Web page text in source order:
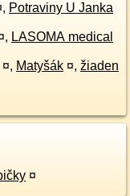
, Potraviny U Janka
, LASOMA medical
¤, Matyšák ¤, žiaden
¤